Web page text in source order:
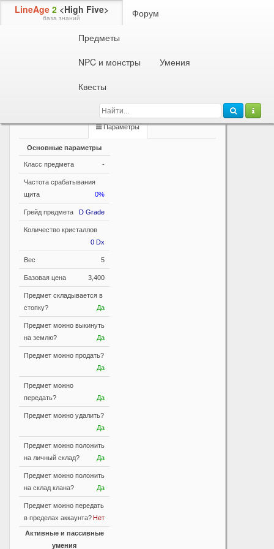
LineAge 2 <High Five>
база знаний
Форум
Предметы
NPC и монстры
Умения
Квесты
Информация о предмете
Уровень персонажа: 20-39. Время перезарядки: 5
Параметры
Основные параметры
Класс предмета -
Частота срабатывания
щита
0%
Грейд предмета D Grade
Количество кристаллов
0 Dx
Вес 5
Базовая цена 3,400
Предмет складывается в
стопку?
Да
Предмет можно выкинуть
на землю?
Да
Предмет можно продать?
Да
Предмет можно
передать?
Да
Предмет можно удалить?
Да
Предмет можно положить
на личный склад?
Да
Предмет можно положить
на склад клана?
Да
Предмет можно передать
в пределах аккаунта?Нет
Активные и пассивные
умения